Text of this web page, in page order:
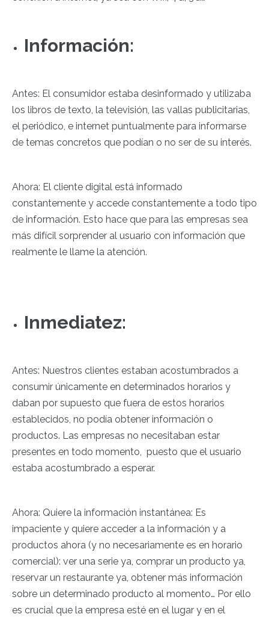
Información:
Antes: El consumidor estaba desinformado y utilizaba
los libros de texto, la televisión, las vallas publicitarias,
el periódico, e internet puntualmente para informarse
de temas concretos que podían o no ser de su interés.
Ahora: El cliente digital está informado
constantemente y accede constantemente a todo tipo
de información. Esto hace que para las empresas sea
más difícil sorprender al usuario con información que
realmente le llame la atención.
Inmediatez:
Antes: Nuestros clientes estaban acostumbrados a
consumir únicamente en determinados horarios y
daban por supuesto que fuera de estos horarios
establecidos, no podía obtener información o
productos. Las empresas no necesitaban estar
presentes en todo momento, puesto que el usuario
estaba acostumbrado a esperar.
Ahora: Quiere la información instantánea: Es
impaciente y quiere acceder a la información y a
productos ahora (y no necesariamente es en horario
comercial): ver una serie ya, comprar un producto ya,
reservar un restaurante ya, obtener más información
sobre un determinado producto al momento… Por ello
es crucial que la empresa esté en el lugar y en el